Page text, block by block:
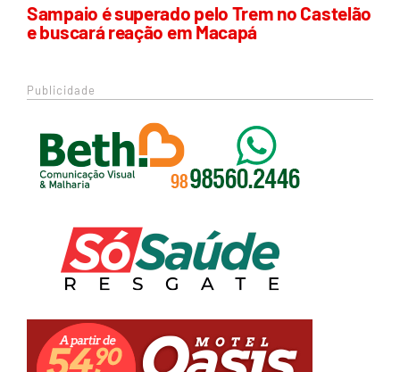
Sampaio é superado pelo Trem no Castelão
e buscará reação em Macapá
Publicidade